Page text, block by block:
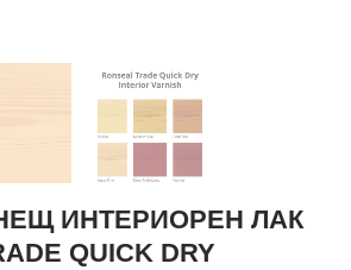
ИНТЕРИОРЕН ЛАК
QUICK DRY